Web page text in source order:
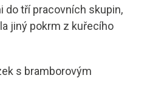
do tří pracovních skupin,
jiný pokrm z kuřecího
s bramborovým